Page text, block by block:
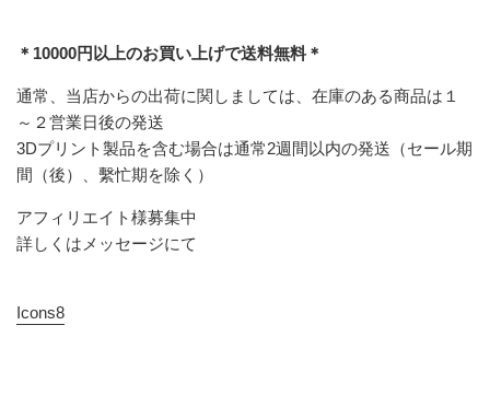
＊10000円以上のお買い上げで送料無料＊
通常、当店からの出荷に関しましては、在庫のある商品は１
～２営業日後の発送
3Dプリント製品を含む場合は通常2週間以内の発送（セール期
間（後）、繫忙期を除く）
アフィリエイト様募集中
詳しくはメッセージにて
Icons8